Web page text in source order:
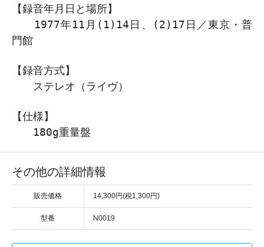
【録音年月日と場所】
1977年11月(1)14日、(2)17日／東京・普
門館
【録音方式】
ステレオ（ライヴ）
【仕様】
180g重量盤
その他の詳細情報
販売価格 14,300円(税1,300円)
型番 N0019